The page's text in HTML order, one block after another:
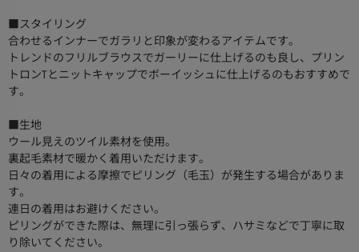
■スタイリング
合わせるインナーでガラリと印象が変わるアイテムです。
トレンドのフリルブラウスでガーリーに仕上げるのも良し、プリン
トロンTとニットキャップでボーイッシュに仕上げるのもおすすめで
す。
■生地
ウール見えのツイル素材を使用。
裏起毛素材で暖かく着用いただけます。
日々の着用による摩擦でピリング（毛玉）が発生する場合がありま
す。
連日の着用はお避けください。
ピリングができた際は、無理に引っ張らず、ハサミなどで丁寧に取
り除いてください。